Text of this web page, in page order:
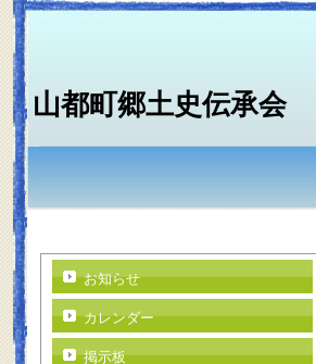
山都町郷土史伝承会
お知らせ
カレンダー
掲示板